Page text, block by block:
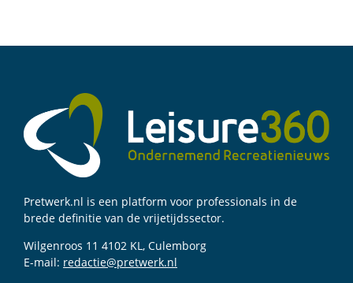
Pretwerk.nl is een platform voor professionals in de
brede definitie van de vrijetijdssector.
Wilgenroos 11 4102 KL, Culemborg
E-mail: redactie@pretwerk.nl